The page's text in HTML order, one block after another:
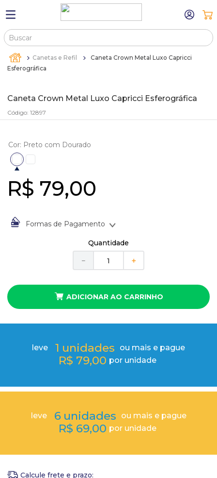
Buscar
Canetas e Refil
Caneta Crown Metal Luxo Capricci
Esferográfica
Caneta Crown Metal Luxo Capricci Esferográfica
Código: 12897
Cor: Preto com Dourado
R$ 79,00
Formas de Pagamento
sem juros
Quantidade
＋
－
ADICIONAR AO CARRINHO
leve 1 unidades ou mais e pague
R$ 79,00 por unidade
leve 6 unidades ou mais e pague
R$ 69,00 por unidade
º
sacola
4º
bandejas
8 º